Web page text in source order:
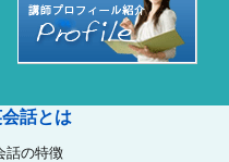
話とは
話の特徴